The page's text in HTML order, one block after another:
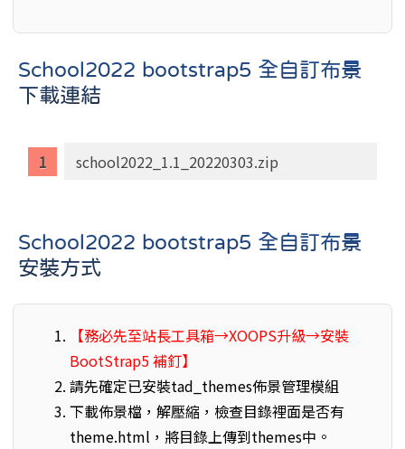
School2022 bootstrap5 全自訂布景
下載連結
school2022_1.1_20220303.zip
School2022 bootstrap5 全自訂布景
安裝方式
【務必先至站長工具箱→XOOPS升級→安裝
BootStrap5 補釘】
請先確定已安裝tad_themes佈景管理模組
下載佈景檔，解壓縮，檢查目錄裡面是否有
theme.html，將目錄上傳到themes中。